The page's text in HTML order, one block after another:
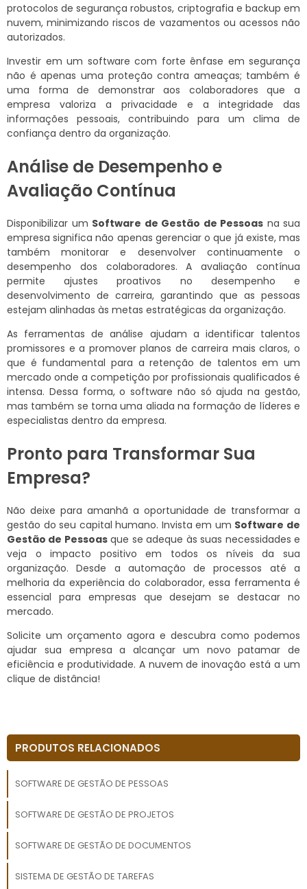
protocolos de segurança robustos, criptografia e backup em
nuvem, minimizando riscos de vazamentos ou acessos não
autorizados.
Investir em um software com forte ênfase em segurança
não é apenas uma proteção contra ameaças; também é
uma forma de demonstrar aos colaboradores que a
empresa valoriza a privacidade e a integridade das
informações pessoais, contribuindo para um clima de
confiança dentro da organização.
Análise de Desempenho e
Avaliação Contínua
Disponibilizar um Software de Gestão de Pessoas na sua
empresa significa não apenas gerenciar o que já existe, mas
também monitorar e desenvolver continuamente o
desempenho dos colaboradores. A avaliação contínua
permite ajustes proativos no desempenho e
desenvolvimento de carreira, garantindo que as pessoas
estejam alinhadas às metas estratégicas da organização.
As ferramentas de análise ajudam a identificar talentos
promissores e a promover planos de carreira mais claros, o
que é fundamental para a retenção de talentos em um
mercado onde a competição por profissionais qualificados é
intensa. Dessa forma, o software não só ajuda na gestão,
mas também se torna uma aliada na formação de líderes e
especialistas dentro da empresa.
Pronto para Transformar Sua
Empresa?
Não deixe para amanhã a oportunidade de transformar a
gestão do seu capital humano. Invista em um Software de
Gestão de Pessoasque se adeque às suas necessidades e
veja o impacto positivo em todos os níveis da sua
organização. Desde a automação de processos até a
melhoria da experiência do colaborador, essa ferramenta é
essencial para empresas que desejam se destacar no
mercado.
Solicite um orçamento agora e descubra como podemos
ajudar sua empresa a alcançar um novo patamar de
eficiência e produtividade. A nuvem de inovação está a um
clique de distância!
PRODUTOS RELACIONADOS
SOFTWARE DE GESTÃO DE PESSOAS
SOFTWARE DE GESTÃO DE PROJETOS
SOFTWARE DE GESTÃO DE DOCUMENTOS
SISTEMA DE GESTÃO DE TAREFAS